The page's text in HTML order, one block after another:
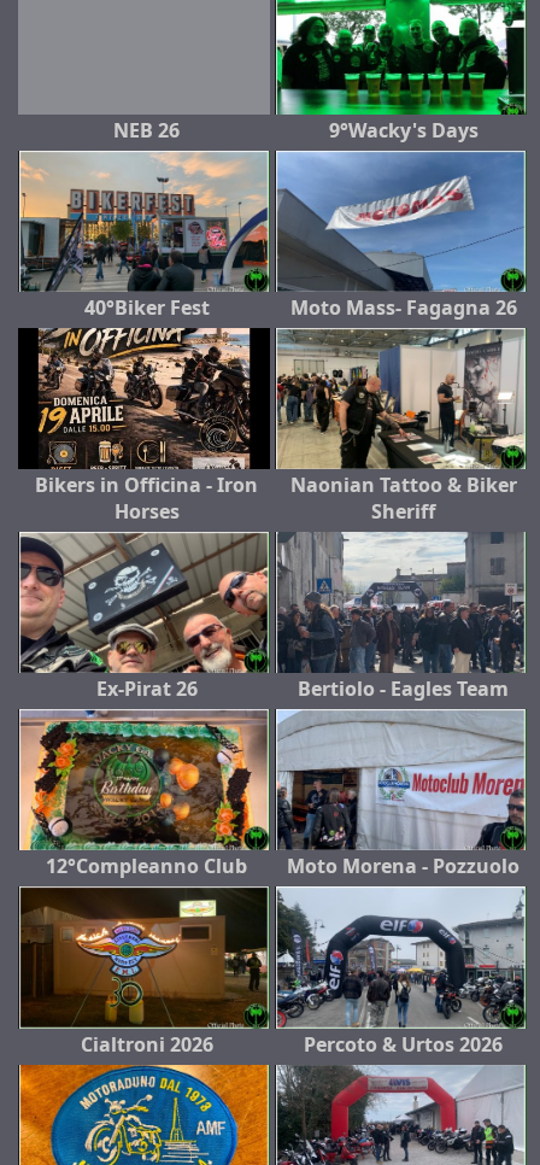
NEB 26 9°Wacky's Days
40°Biker Fest Moto Mass- Fagagna 26
Bikers in Officina - Iron
Horses
Naonian Tattoo & Biker
Sheriff
Ex-Pirat 26 Bertiolo - Eagles Team
12°Compleanno Club Moto Morena - Pozzuolo
Cialtroni 2026 Percoto & Urtos 2026